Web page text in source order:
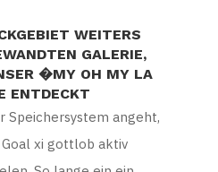
WEITERS
GALERIE,
�MY OH MY LA
ENTDECKT
Speichersystem angeht,
xi gottlob aktiv